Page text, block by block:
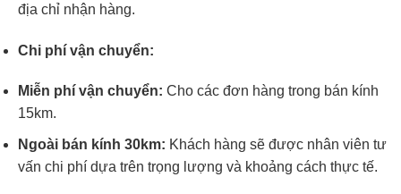
địa chỉ nhận hàng.
Chi phí vận chuyển:
Miễn phí vận chuyển: Cho các đơn hàng trong bán kính
15km.
Ngoài bán kính 30km: Khách hàng sẽ được nhân viên tư
vấn chi phí dựa trên trọng lượng và khoảng cách thực tế.